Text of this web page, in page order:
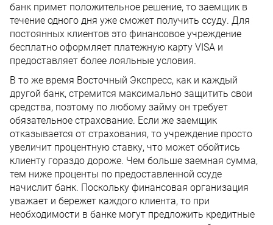
банк примет положительное решение, то заемщик в
течение одного дня уже сможет получить ссуду. Для
постоянных клиентов это финансовое учреждение
бесплатно оформляет платежную карту VISA и
предоставляет более лояльные условия.
В то же время Восточный Экспресс, как и каждый
другой банк, стремится максимально защитить свои
средства, поэтому по любому займу он требует
обязательное страхование. Если же заемщик
отказывается от страхования, то учреждение просто
увеличит процентную ставку, что может обойтись
клиенту гораздо дороже. Чем больше заемная сумма,
тем ниже проценты по предоставленной ссуде
начислит банк. Поскольку финансовая организация
уважает и бережет каждого клиента, то при
необходимости в банке могут предложить кредитные